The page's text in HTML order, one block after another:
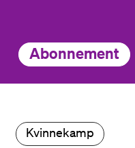
Abonnement
Kvinnekamp